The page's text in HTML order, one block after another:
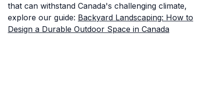
that can withstand Canada's challenging climate,
explore our guide: Backyard Landscaping: How to
Design a Durable Outdoor Space in Canada